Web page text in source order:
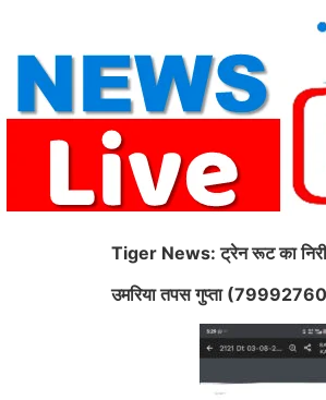
content
Tiger News: ट्रेन रूट का
उमरिया तपस गुप्ता